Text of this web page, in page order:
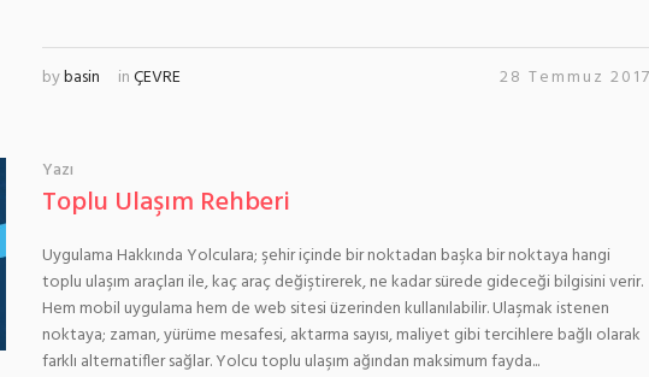
bybasin inÇEVRE 28 Temmuz
Yazı
Toplu Ulaşım Rehberi
Uygulama Hakkında Yolculara; şehir içinde bir noktadan başka bir noktaya hangi
toplu ulaşım araçları ile, kaç araç değiştirerek, ne kadar sürede gideceği bilgisini verir.
Hem mobil uygulama hem de web sitesi üzerinden kullanılabilir. Ulaşmak istenen
noktaya; zaman, yürüme mesafesi, aktarma sayısı, maliyet gibi tercihlere bağlı olarak
farklı alternatifler sağlar. Yolcu toplu ulaşım ağından maksimum fayda...